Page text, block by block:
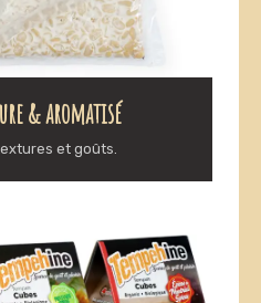
& aromatisé
et goûts.